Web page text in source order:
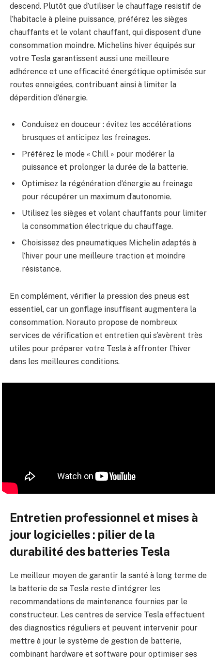
descend. Plutôt que d’utiliser le chauffage resistif de
l’habitacle à pleine puissance, préférez les sièges
chauffants et le volant chauffant, qui disposent d’une
consommation moindre. Michelins hiver équipés sur
votre Tesla garantissent aussi une meilleure
adhérence et une efficacité énergétique optimisée sur
routes enneigées, contribuant ainsi à limiter la
déperdition d’énergie.
Conduisez en douceur : évitez les accélérations
brusques et anticipez les freinages.
Préférez le mode « Chill » pour modérer la
puissance et prolonger la durée de la batterie.
Optimisez la régénération d’énergie au freinage
pour récupérer un maximum d’autonomie.
Utilisez les sièges et volant chauffants pour limiter
la consommation électrique du chauffage.
Choisissez des pneumatiques Michelin adaptés à
l’hiver pour une meilleure traction et moindre
résistance.
En complément, vérifier la pression des pneus est
essentiel, car un gonflage insuffisant augmentera la
consommation. Norauto propose de nombreux
services de vérification et entretien qui s’avèrent très
utiles pour préparer votre Tesla à affronter l’hiver
dans les meilleures conditions.
Entretien professionnel et mises à
jour logicielles : pilier de la
durabilité des batteries Tesla
Le meilleur moyen de garantir la santé à long terme de
la batterie de sa Tesla reste d’intégrer les
recommandations de maintenance fournies par le
constructeur. Les centres de service Tesla effectuent
des diagnostics réguliers et peuvent intervenir pour
mettre à jour le système de gestion de batterie,
combinant hardware et software pour optimiser ses